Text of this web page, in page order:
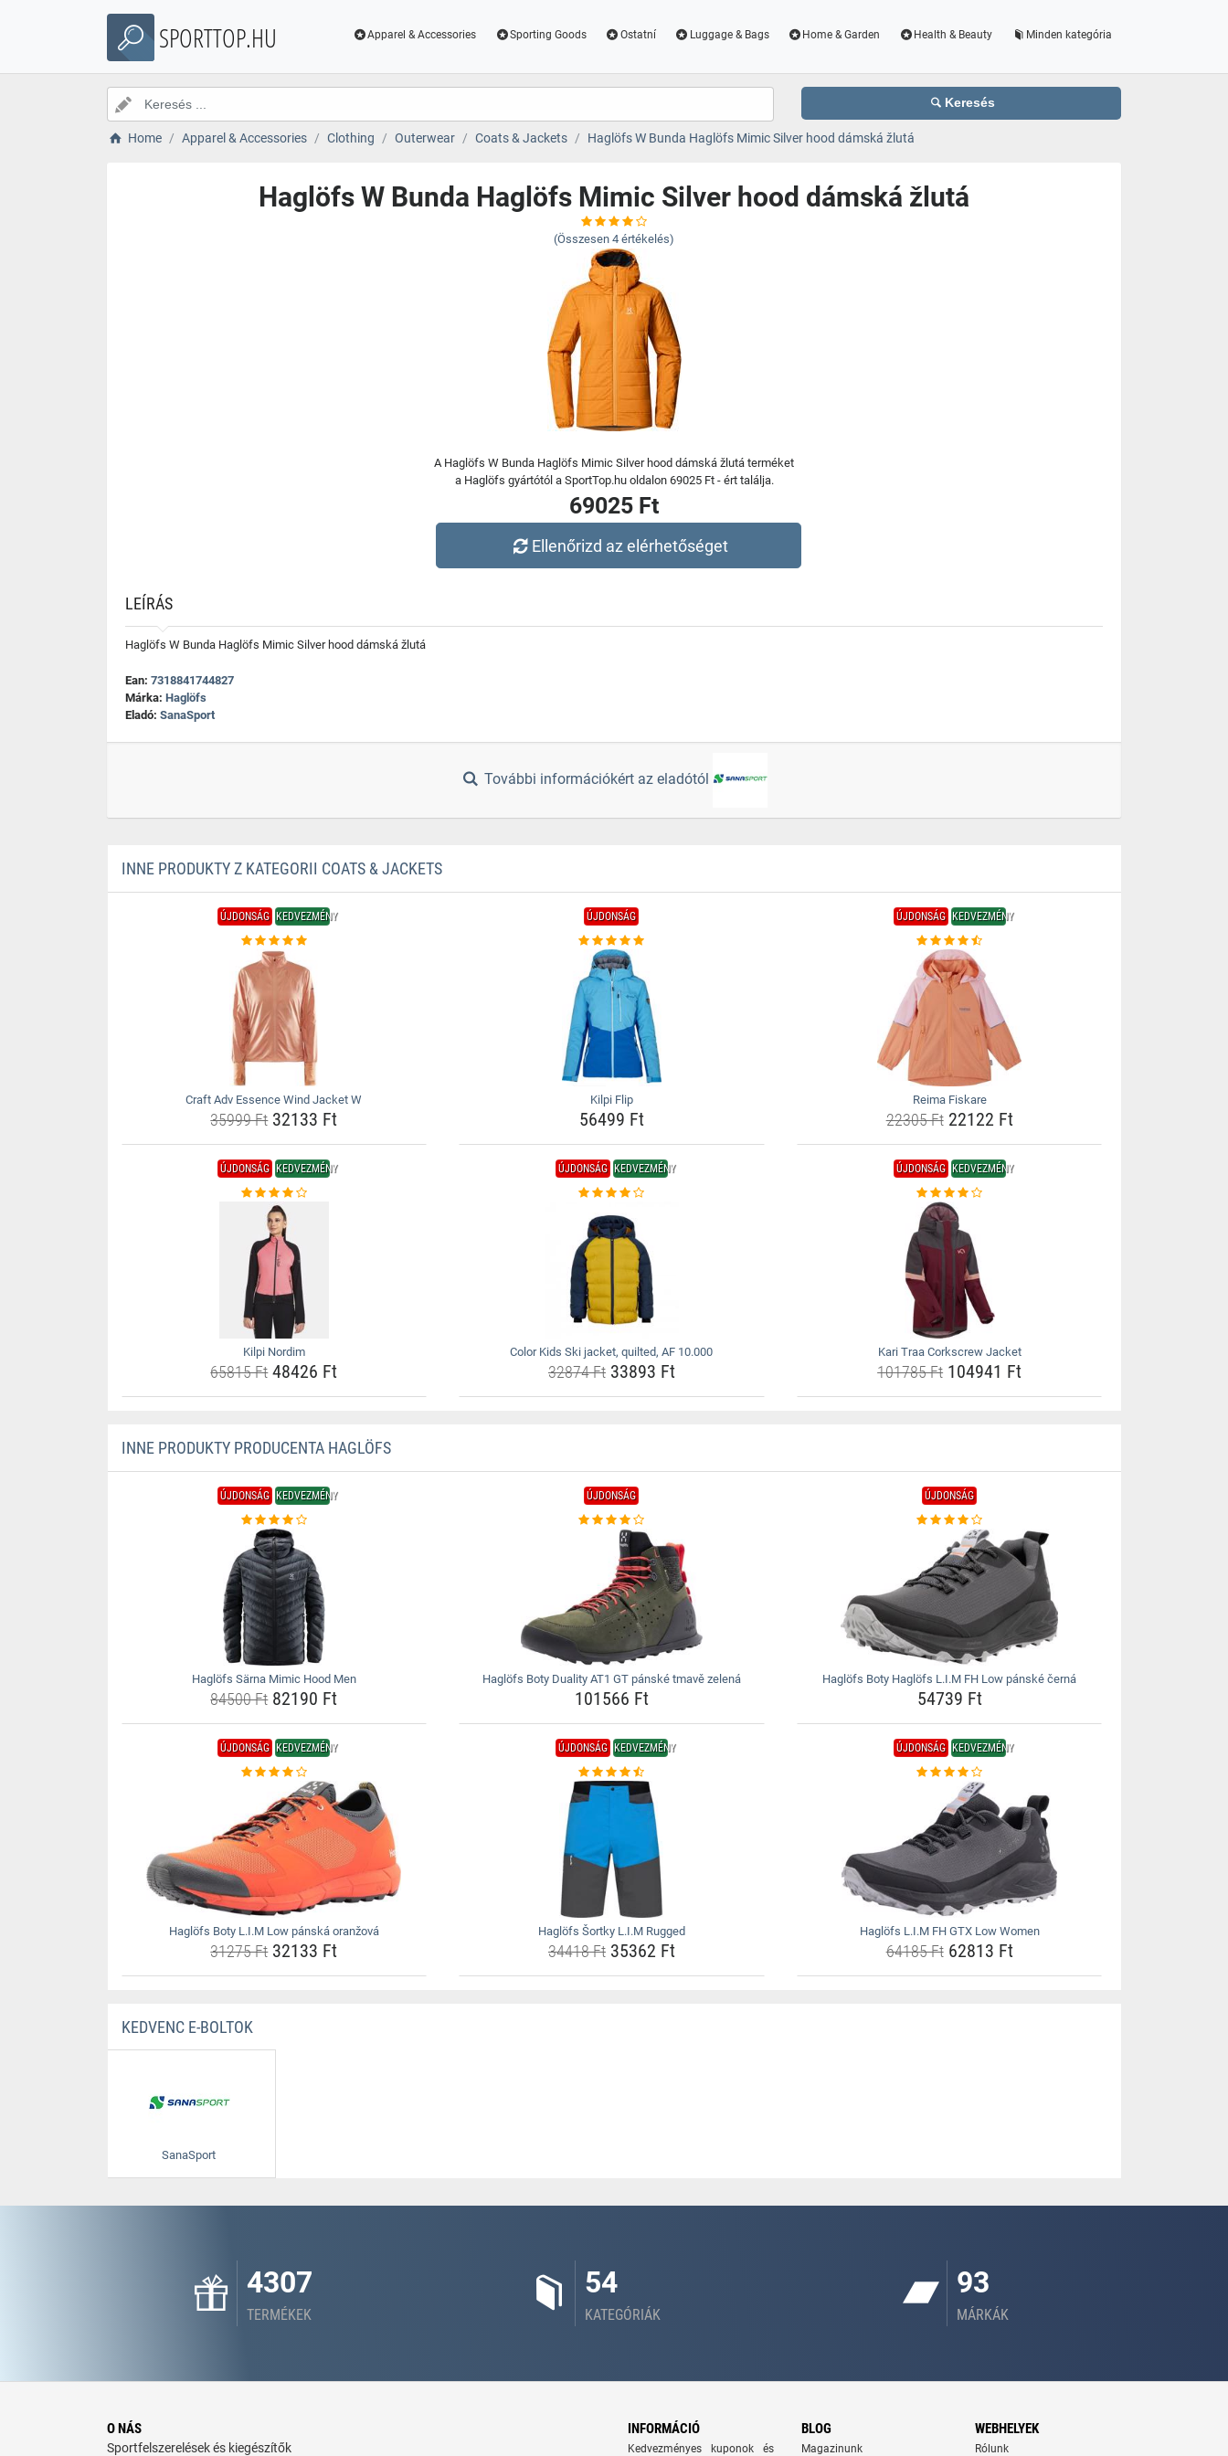
SPORTTOP.HU Apparel & Accessories Sporting Goods Ostatní Luggage & Bags Home & Garden Health & Beauty Minden kategória
Keresés
Home Apparel & Accessories Clothing Outerwear Coats & Jackets Haglöfs W Bunda Haglöfs Mimic Silver hood dámská žlutá
Haglöfs W Bunda Haglöfs Mimic Silver hood dámská žlutá
(Összesen 4 értékelés)
A Haglöfs W Bunda Haglöfs Mimic Silver hood dámská žlutá terméket
a Haglöfs gyártótól a SportTop.hu oldalon 69025 Ft - ért találja.
69025 Ft
Ellenőrizd az elérhetőséget
LEÍRÁS
Haglöfs W Bunda Haglöfs Mimic Silver hood dámská žlutá
Ean: 7318841744827
Márka: Haglöfs
Eladó: SanaSport
További információkért az eladótól
INNE PRODUKTY Z KATEGORII COATS & JACKETS
ÚJDONSÁG KEDVEZMÉNY
Craft Adv Essence Wind Jacket W
35999 Ft32133 Ft
ÚJDONSÁG
Kilpi Flip
56499 Ft
ÚJDONSÁG KEDVEZMÉNY
Reima Fiskare
22305 Ft22122 Ft
ÚJDONSÁG KEDVEZMÉNY
Kilpi Nordim
65815 Ft48426 Ft
ÚJDONSÁG KEDVEZMÉNY
Color Kids Ski jacket, quilted, AF 10.000
32874 Ft33893 Ft
ÚJDONSÁG KEDVEZMÉNY
Kari Traa Corkscrew Jacket
101785 Ft 104941 Ft
INNE PRODUKTY PRODUCENTA HAGLÖFS
ÚJDONSÁG KEDVEZMÉNY
Haglöfs Särna Mimic Hood Men
84500 Ft82190 Ft
ÚJDONSÁG
Haglöfs Boty Duality AT1 GT pánské tmavě zelená
101566 Ft
ÚJDONSÁG
Haglöfs Boty Haglöfs L.I.M FH Low pánské černá
54739 Ft
ÚJDONSÁG KEDVEZMÉNY
Haglöfs Boty L.I.M Low pánská oranžová
31275 Ft32133 Ft
ÚJDONSÁG KEDVEZMÉNY
Haglöfs Šortky L.I.M Rugged
34418 Ft35362 Ft
ÚJDONSÁG KEDVEZMÉNY
Haglöfs L.I.M FH GTX Low Women
64185 Ft62813 Ft
KEDVENC E-BOLTOK
SanaSport
4307
TERMÉKEK
54
KATEGÓRIÁK
93
MÁRKÁK
O NÁS
Sportfelszerelések és kiegészítők
INFORMÁCIÓ
Kedvezményes kuponok és
BLOG
Magazinunk
WEBHELYEK
Rólunk